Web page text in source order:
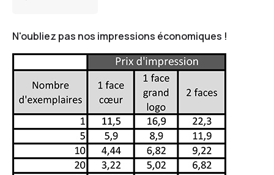
N'oubliez pas nos impressions économiques !